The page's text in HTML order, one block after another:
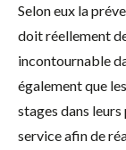
Selon eux la
doit réellement
incontournable
également que
stages dans
service afin de